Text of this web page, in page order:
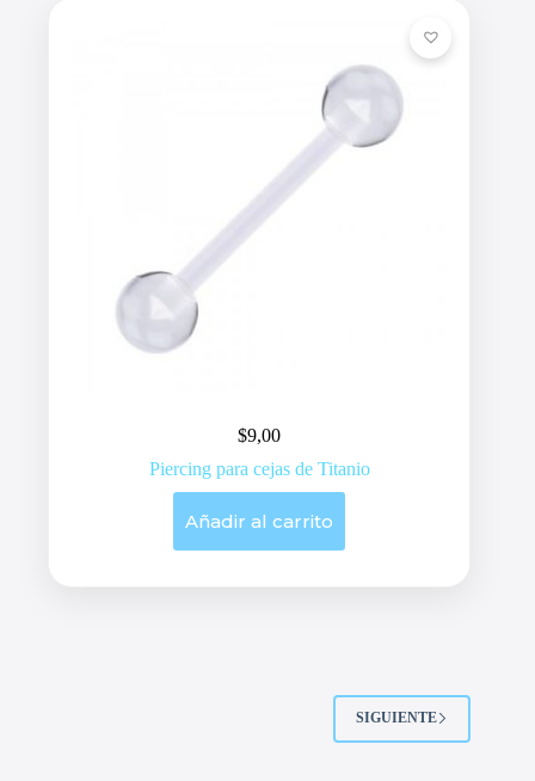
$9,00
Piercing para cejas de Titanio
Añadir al carrito
SIGUIENTE